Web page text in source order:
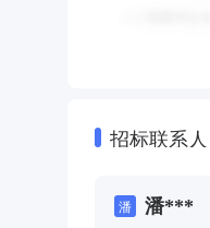
招标联系人
潘 潘***